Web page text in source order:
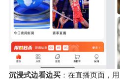
沉浸式边看边买：在直播页面，